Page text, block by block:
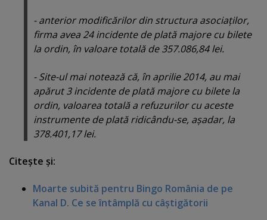
- anterior modificărilor din structura asociaţilor,
firma avea 24 incidente de plată majore cu bilete
la ordin, în valoare totală de 357.086,84 lei.
- Site-ul mai notează că, în aprilie 2014, au mai
apărut 3 incidente de plată majore cu bilete la
ordin, valoarea totală a refuzurilor cu aceste
instrumente de plată ridicându-se, aşadar, la
378.401,17 lei.
Citeşte şi:
Moarte subită pentru Bingo România de pe
Kanal D. Ce se întâmplă cu câştigătorii